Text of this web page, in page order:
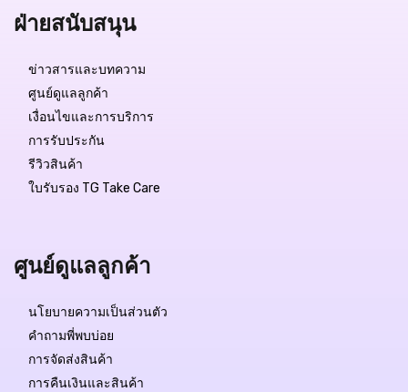
฿10,999.-
สถานะสินค้า:มีสินค้า
ฝ่ายสนับสนุน
ข่าวสารและบทความ
ศูนย์ดูแลลูกค้า
เงื่อนไขและการบริการ
การรับประกัน
รีวิวสินค้า
ใบรับรอง TG Take Care
ศูนย์ดูแลลูกค้า
นโยบายความเป็นส่วนตัว
คำถามพี่พบบ่อย
การจัดส่งสินค้า
การคืนเงินและสินค้า